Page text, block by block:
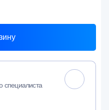
специалиста